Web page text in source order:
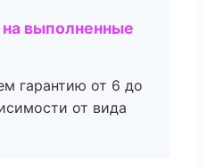
на выполненные
гарантию от 6 до
от вида